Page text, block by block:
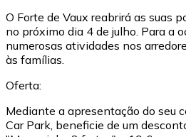
O Forte de Vaux reabrirá as suas
no próximo dia 4 de julho. Para a
numerosas atividades nos
às famílias.
Oferta:
Mediante a apresentação do seu
Car Park, beneficie de um